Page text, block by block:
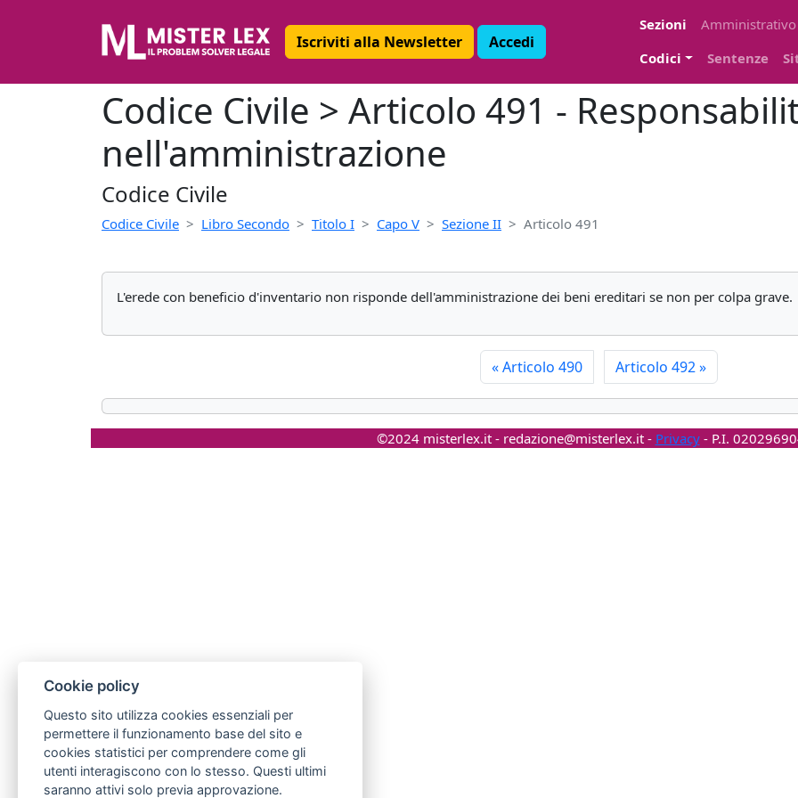
Iscriviti alla Newsletter Accedi
Sezioni
Amministrativo
Codici
Sentenze
Codice Civile > Articolo 491 -
nell'amministrazione
Codice Civile
Codice Civile Libro Secondo Titolo I Capo V Sezione II Articolo 491
L'erede con beneficio d'inventario non risponde dell'amministrazione dei beni ereditari se non per colpa grave.
«Articolo 490 Articolo 492»
©2024 misterlex.it - redazione@misterlex.it- Privacy- P.I.
Cookie policy
Questo sito utilizza cookies essenziali per
permettere il funzionamento base del sito e
cookies statistici per comprendere come gli
utenti interagiscono con lo stesso. Questi ultimi
saranno attivi solo previa approvazione.